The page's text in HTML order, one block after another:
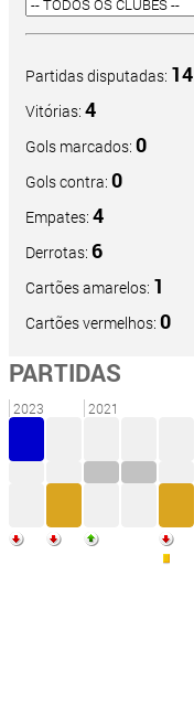
Partidas disputadas: 14
Vitórias: 4
Gols marcados: 0
Gols contra: 0
Empates: 4
Derrotas: 6
Cartões amarelos: 1
Cartões vermelhos: 0
PARTIDAS
2023 2021